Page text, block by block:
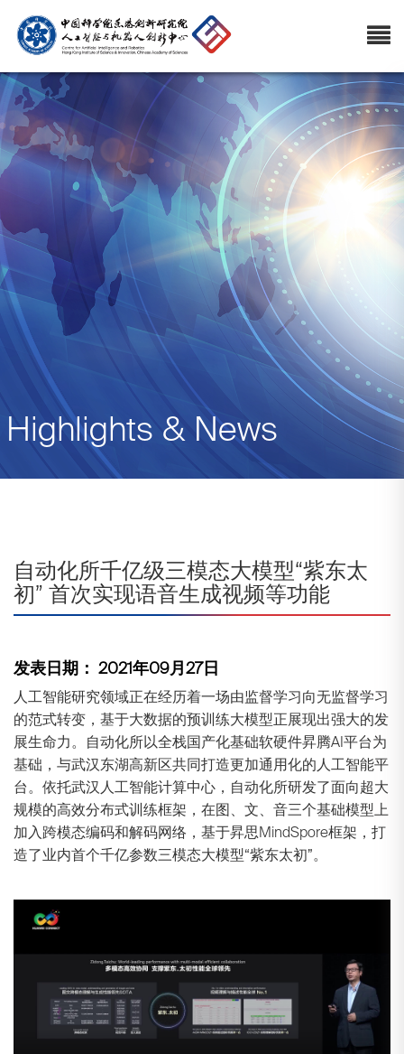
Highlights & News
自动化所千亿级三模态大模型“紫东太
初” 首次实现语音生成视频等功能
发表日期： 2021年09月27日
人工智能研究领域正在经历着一场由监督学习向无监督学习
的范式转变，基于大数据的预训练大模型正展现出强大的发
展生命力。自动化所以全栈国产化基础软硬件昇腾AI平台为
基础，与武汉东湖高新区共同打造更加通用化的人工智能平
台。依托武汉人工智能计算中心，自动化所研发了面向超大
规模的高效分布式训练框架，在图、文、音三个基础模型上
加入跨模态编码和解码网络，基于昇思MindSpore框架，打
造了业内首个千亿参数三模态大模型“紫东太初”。